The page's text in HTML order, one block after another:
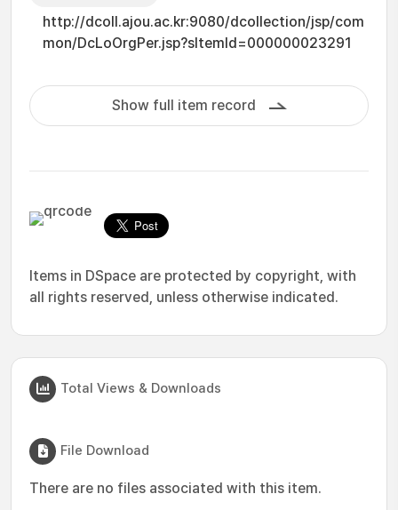
http://dcoll.ajou.ac.kr:9080/dcollection/jsp/com
mon/DcLoOrgPer.jsp?sItemId=000000023291
Show full item record
Items in DSpace are protected by copyright, with
all rights reserved, unless otherwise indicated.
Total Views & Downloads
File Download
There are no files associated with this item.